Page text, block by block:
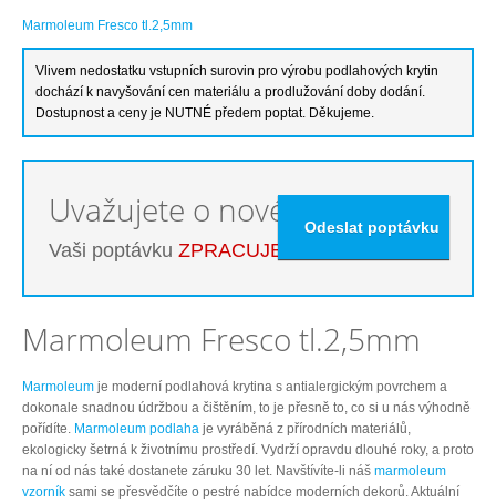
Marmoleum Fresco tl.2,5mm
Uvažujete o nové podlaze?
Vaši poptávku ZPRACUJEME ZDARMA
Marmoleum Fresco tl.2,5mm
Marmoleum je moderní podlahová krytina s antialergickým povrchem a
dokonale snadnou údržbou a čištěním, to je přesně to, co si u nás výhodně
pořídíte. Marmoleum podlaha je vyráběná z přírodních materiálů,
ekologicky šetrná k životnímu prostředí. Vydrží opravdu dlouhé roky, a proto
na ní od nás také dostanete záruku 30 let. Navštívíte-li náš marmoleum
vzorník sami se přesvědčíte o pestré nabídce moderních dekorů. Aktuální